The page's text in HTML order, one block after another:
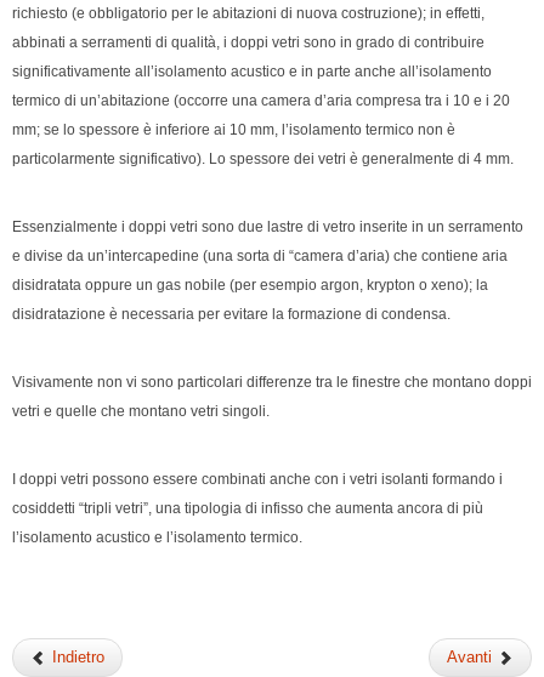
richiesto (e obbligatorio per le abitazioni di nuova costruzione); in effetti,
abbinati a serramenti di qualità, i doppi vetri sono in grado di contribuire
significativamente all’isolamento acustico e in parte anche all’isolamento
termico di un’abitazione (occorre una camera d’aria compresa tra i 10 e i 20
mm; se lo spessore è inferiore ai 10 mm, l’isolamento termico non è
particolarmente significativo). Lo spessore dei vetri è generalmente di 4 mm.
Essenzialmente i doppi vetri sono due lastre di vetro inserite in un serramento
e divise da un’intercapedine (una sorta di “camera d’aria) che contiene aria
disidratata oppure un gas nobile (per esempio argon, krypton o xeno); la
disidratazione è necessaria per evitare la formazione di condensa.
Visivamente non vi sono particolari differenze tra le finestre che montano doppi
vetri e quelle che montano vetri singoli.
I doppi vetri possono essere combinati anche con i vetri isolanti formando i
cosiddetti “tripli vetri”, una tipologia di infisso che aumenta ancora di più
l’isolamento acustico e l’isolamento termico.
Indietro Avanti